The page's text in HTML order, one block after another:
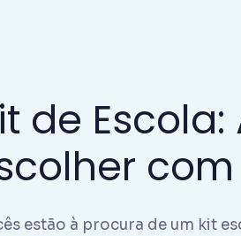
de
estão à procura de um kit